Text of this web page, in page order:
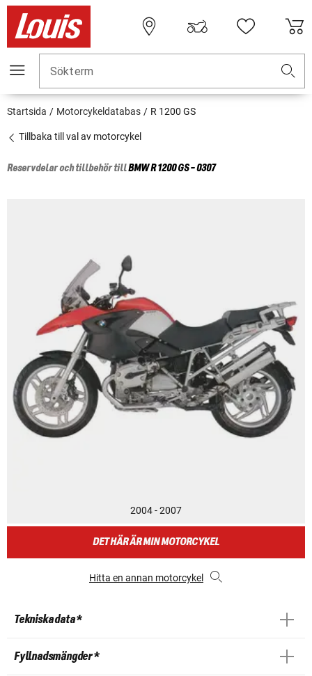
Sökterm
Startsida Motorcykeldatabas R 1200 GS
Tillbaka till val av motorcykel
Reservdelar och tillbehör tillBMWR 1200 GS - 0307
2004 - 2007
DET HÄR ÄR MIN MOTORCYKEL
Hitta en annan motorcykel
Tekniska data *
Fyllnadsmängder *